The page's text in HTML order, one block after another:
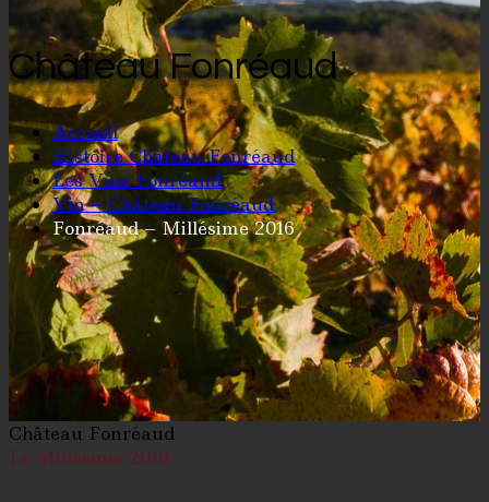
Château Fonréaud
Accueil
Histoire Château Fonréaud
Les Vins Fonréaud
Vin – Château Fonréaud
Fonréaud – Millésime 2016
Château Fonréaud
Le Millésime 2016